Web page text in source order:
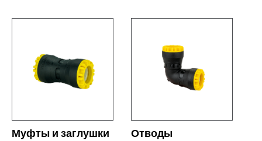
Муфты и заглушки Отводы